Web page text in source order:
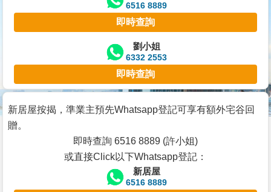
業
主
宅
谷
按
6516 8889
即時查詢
劉小姐
6332 2553
即時查詢
新居屋按揭，準業主預先Whatsapp登記可享有額外宅谷回
贈。
即時查詢 6516 8889 (許小姐)
或直接Click以下Whatsapp登記：
新居屋
6516 8889